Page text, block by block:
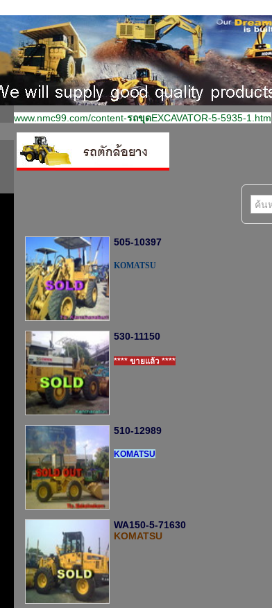
www.nmc99.com/content-รถขุดEXCAVATOR-5-5935-1.htm
505-10397
KOMATSU
530-11150
**** ขายแล้ว ****
510-12989
KOMATSU
WA150-5-71630
KOMATSU